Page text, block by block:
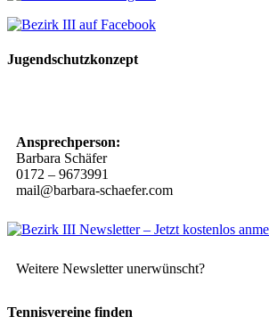
Jugendschutzkonzept
Ansprechperson:
Barbara Schäfer
0172 – 9673991
mail@barbara-schaefer.com
Weitere Newsletter unerwünscht?
Tennisvereine finden